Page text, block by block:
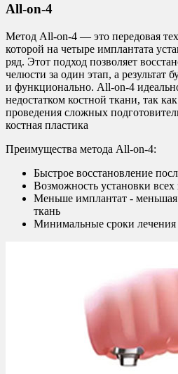
All-on-4
Метод All-on-4 — это передовая
которой на четыре имплантата
ряд. Этот подход позволяет
челюсти за один этап, а результат
и функционально. Аll-оn-4
недостатком костной ткани, так
проведения сложных
костная пластика
Преимущества метода All-on-4:
Быстрое восстановление
Возможность установки всех
Меньше имплантат - меньшая
ткань
Минимальные сроки лечения